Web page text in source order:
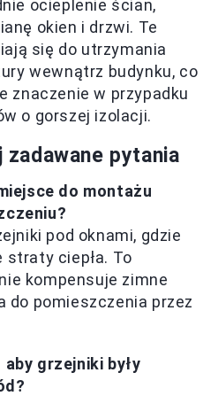
ocieplenie ścian,
okien i drzwi. Te
się do utrzymania
wewnątrz budynku, co
znaczenie w przypadku
o gorszej izolacji.
zadawane pytania
do montażu
pod oknami, gdzie
ciepła. To
kompensuje zimne
do pomieszczenia przez
grzejniki były